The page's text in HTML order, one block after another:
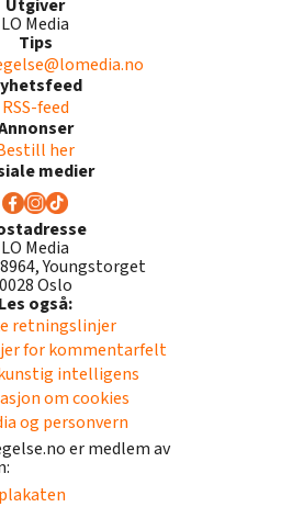
Utgiver
LO Media
Tips
RSS-feed
her
medier
LO Media
Youngstorget
0028 Oslo
Les også:
retningslinjer
for kommentarfelt
kunstig intelligens
om cookies
og personvern
er medlem av